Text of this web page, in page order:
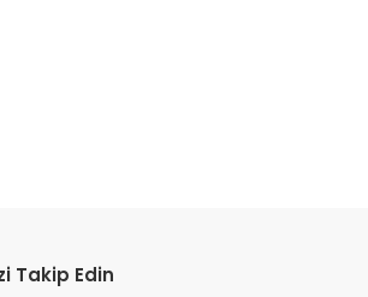
Takip Edin